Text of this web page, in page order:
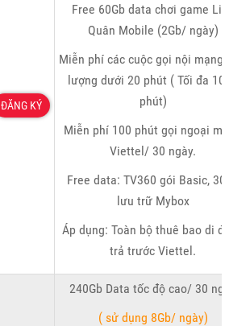
ĐĂNG KÝ
Free 60Gb data chơi game
Quân Mobile (2Gb/ ngày)
Miễn phí các cuộc gọi nội mạng
lượng dưới 20 phút ( Tối đa
phút)
Miễn phí 100 phút gọi ngoại
Viettel/ 30 ngày.
Free data: TV360 gói Basic,
lưu trữ Mybox
Áp dụng: Toàn bộ thuê bao di
trả trước Viettel.
240Gb Data tốc độ cao/ 30
( sử dụng 8Gb/ ngày)